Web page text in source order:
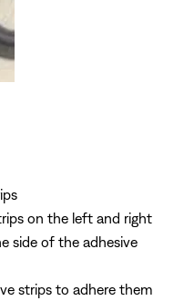
on the left and right
side of the adhesive
strips to adhere them